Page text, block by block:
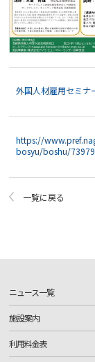
外国人材雇用セミナ
https://
bosyu/boshu/
一覧に戻る
ニュース一覧
施設案内
利用料金表